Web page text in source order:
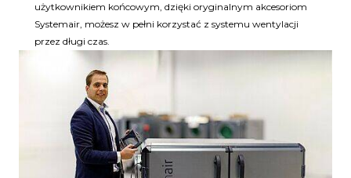
użytkownikiem końcowym, dzięki oryginalnym akcesoriom
Systemair, możesz w pełni korzystać z systemu wentylacji
przez długi czas.